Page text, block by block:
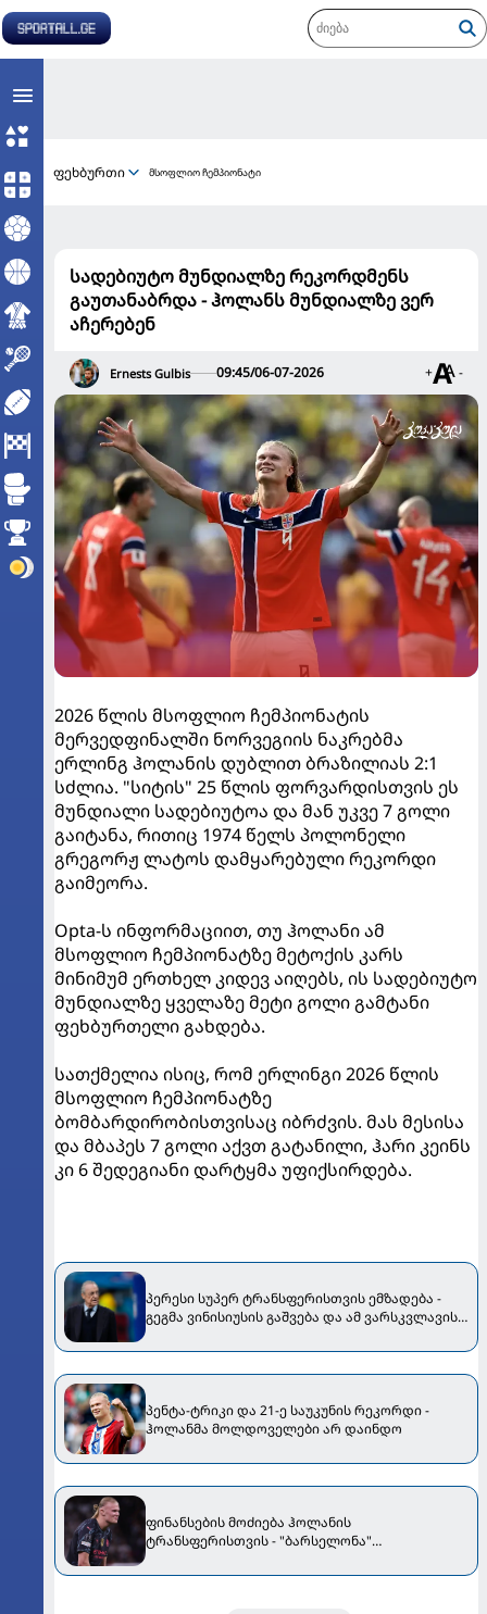
ფეხბურთი მსოფლიო ჩემპიონატი
სადებიუტო მუნდიალზე რეკორდმენს
გაუთანაბრდა - ჰოლანს მუნდიალზე ვერ
აჩერებენ
Ernests Gulbis 09:45/06-07-2026 + -
2026 წლის მსოფლიო ჩემპიონატის
მერვედფინალში ნორვეგიის ნაკრებმა
ერლინგ ჰოლანის დუბლით ბრაზილიას 2:1
სძლია. "სიტის" 25 წლის ფორვარდისთვის ეს
მუნდიალი სადებიუტოა და მან უკვე 7 გოლი
გაიტანა, რითიც 1974 წელს პოლონელი
გრეგორჟ ლატოს დამყარებული რეკორდი
გაიმეორა.
Opta-ს ინფორმაციით, თუ ჰოლანი ამ
მსოფლიო ჩემპიონატზე მეტოქის კარს
მინიმუმ ერთხელ კიდევ აიღებს, ის სადებიუტო
მუნდიალზე ყველაზე მეტი გოლი გამტანი
ფეხბურთელი გახდება.
სათქმელია ისიც, რომ ერლინგი 2026 წლის
მსოფლიო ჩემპიონატზე
ბომბარდირობისთვისაც იბრძვის. მას მესისა
და მბაპეს 7 გოლი აქვთ გატანილი, ჰარი კეინს
კი 6 შედეგიანი დარტყმა უფიქსირდება.
პერესი სუპერ ტრანსფერისთვის ემზადება -
გეგმა ვინისიუსის გაშვება და ამ ვარსკვლავის
პენტა-ტრიკი და 21-ე საუკუნის რეკორდი -
ჰოლანმა მოლდოველები არ დაინდო
ფინანსების მოძიება ჰოლანის
ტრანსფერისთვის - "ბარსელონა"